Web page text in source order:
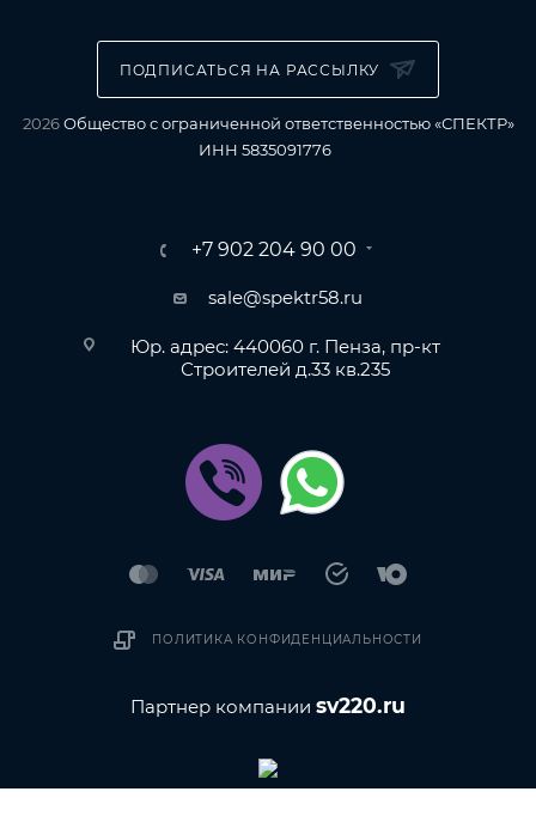
ПОДПИСАТЬСЯ НА РАССЫЛКУ
2026Общество с ограниченной ответственностью «СПЕКТР»
ИНН 5835091776
+7 902 204 90 00
sale@spektr58.ru
Юр. адрес: 440060 г. Пенза, пр-кт
Строителей д.33 кв.235
ПОЛИТИКА КОНФИДЕНЦИАЛЬНОСТИ
Партнер компании sv220.ru